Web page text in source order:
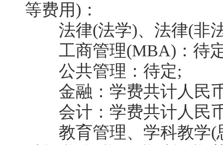
等费用)：
法律(法学)、法律(非法
工商管理(MBA)：待
公共管理：待定;
金融：学费共计人民币
会计：学费共计人民币
教育管理、学科教学(